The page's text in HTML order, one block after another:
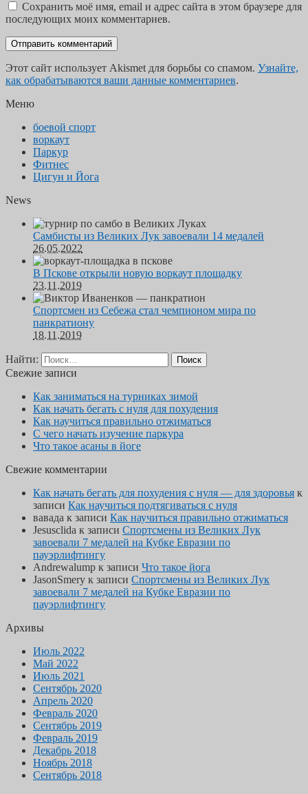
Сохранить моё имя, email и адрес сайта в этом браузере для
последующих моих комментариев.
Этот сайт использует Akismet для борьбы со спамом. Узнайте,
как обрабатываются ваши данные комментариев.
Меню
боевой спорт
воркаут
Паркур
Фитнес
Цигун и Йога
News
Самбисты из Великих Лук завоевали 14 медалей
26.05.2022
В Пскове открыли новую воркаут площадку
23.11.2019
Спортсмен из Себежа стал чемпионом мира по
панкратиону
18.11.2019
Найти:
Свежие записи
Как заниматься на турниках зимой
Как начать бегать с нуля для похудения
Как научиться правильно отжиматься
С чего начать изучение паркура
Что такое асаны в йоге
Свежие комментарии
Как начать бегать для похудения с нуля — для здоровья к
записи Как научиться подтягиваться с нуля
вавада к записи Как научиться правильно отжиматься
Jesusclida к записи Спортсмены из Великих Лук
завоевали 7 медалей на Кубке Евразии по
пауэрлифтингу
Andrewalump к записи Что такое йога
JasonSmery к записи Спортсмены из Великих Лук
завоевали 7 медалей на Кубке Евразии по
пауэрлифтингу
Архивы
Июль 2022
Май 2022
Июль 2021
Сентябрь 2020
Апрель 2020
Февраль 2020
Сентябрь 2019
Февраль 2019
Декабрь 2018
Ноябрь 2018
Сентябрь 2018